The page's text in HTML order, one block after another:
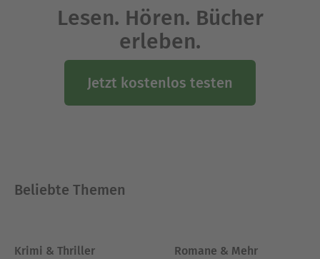
Lesen. Hören. Bücher
erleben.
Jetzt kostenlos testen
Beliebte Themen
Krimi & Thriller Romane & Mehr